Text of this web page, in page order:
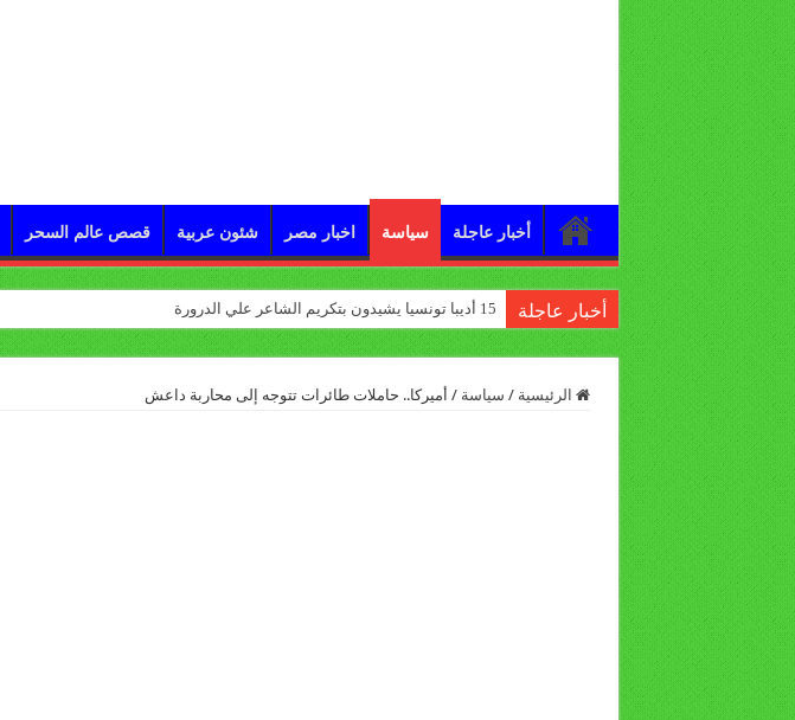
أخبار عاجلة سياسة اخبار مصر شئون عربية قصص عالم السحر
أخبار عاجلة 15 أديبا تونسيا يشيدون بتكريم الشاعر علي الدرورة
الرئيسية / سياسة / أميركا.. حاملات طائرات تتوجه إلى محاربة داعش